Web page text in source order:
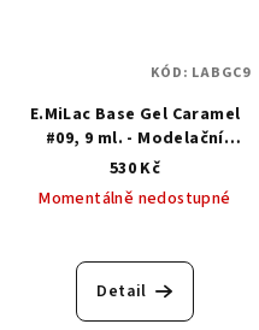
E.MiLac Base Gel Caramel
#09, 9 ml. - Modelační
kamuflážní báze
530 Kč
Momentálně nedostupné
Detail
KÓD: LABGC9